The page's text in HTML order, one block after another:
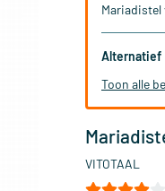
Alternatief
Toon alle
VITOTAAL